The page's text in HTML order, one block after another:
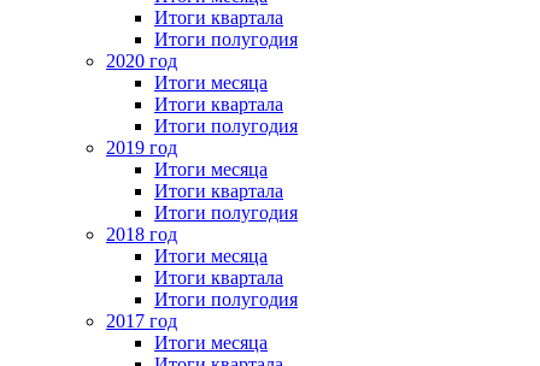
Итоги квартала
Итоги полугодия
2020 год
Итоги месяца
Итоги квартала
Итоги полугодия
2019 год
Итоги месяца
Итоги квартала
Итоги полугодия
2018 год
Итоги месяца
Итоги квартала
Итоги полугодия
2017 год
Итоги месяца